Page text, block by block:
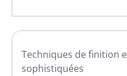
Techniques de finition
sophistiquées